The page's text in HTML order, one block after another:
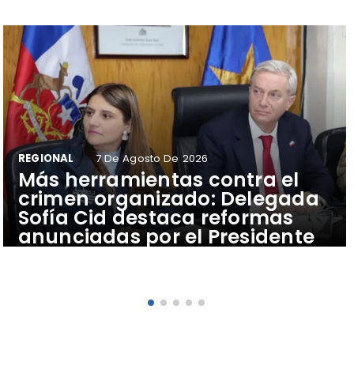
​Más herramientas contra el
crimen organizado: Delegada
Sofía Cid destaca reformas
anunciadas por el Presidente
José Antonio Kast para
REGIONAL 7 De Agosto De 2026